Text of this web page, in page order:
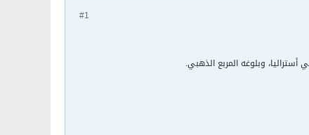
#1
وبلوغه المربع الذهبي.